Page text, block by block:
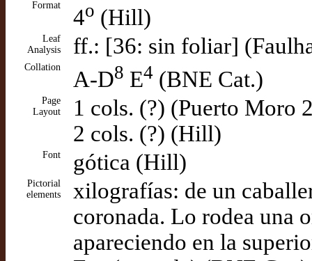
Format 4o (Hill)
Leaf
Analysis
ff.: [36: sin foliar]
Collation A-D8 E4 (BNE Cat.)
Page
Layout
1 cols. (?) (Puerto Moro
2 cols. (?) (Hill)
Font gótica (Hill)
Pictorial
elements
xilografías: de un
coronada. Lo rodea una
apareciendo en la